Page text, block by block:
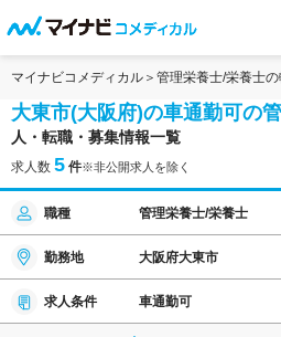
マイナビコメディカル 管理栄養士/栄養士
大東市(大阪府)の車通勤可の
人・転職・募集情報一覧
求人数 5 件※非公開求人を除く
職種 管理栄養士/栄養士
勤務地 大阪府大東市
求人条件 車通勤可